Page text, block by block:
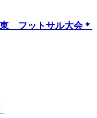
フットサル大会＊